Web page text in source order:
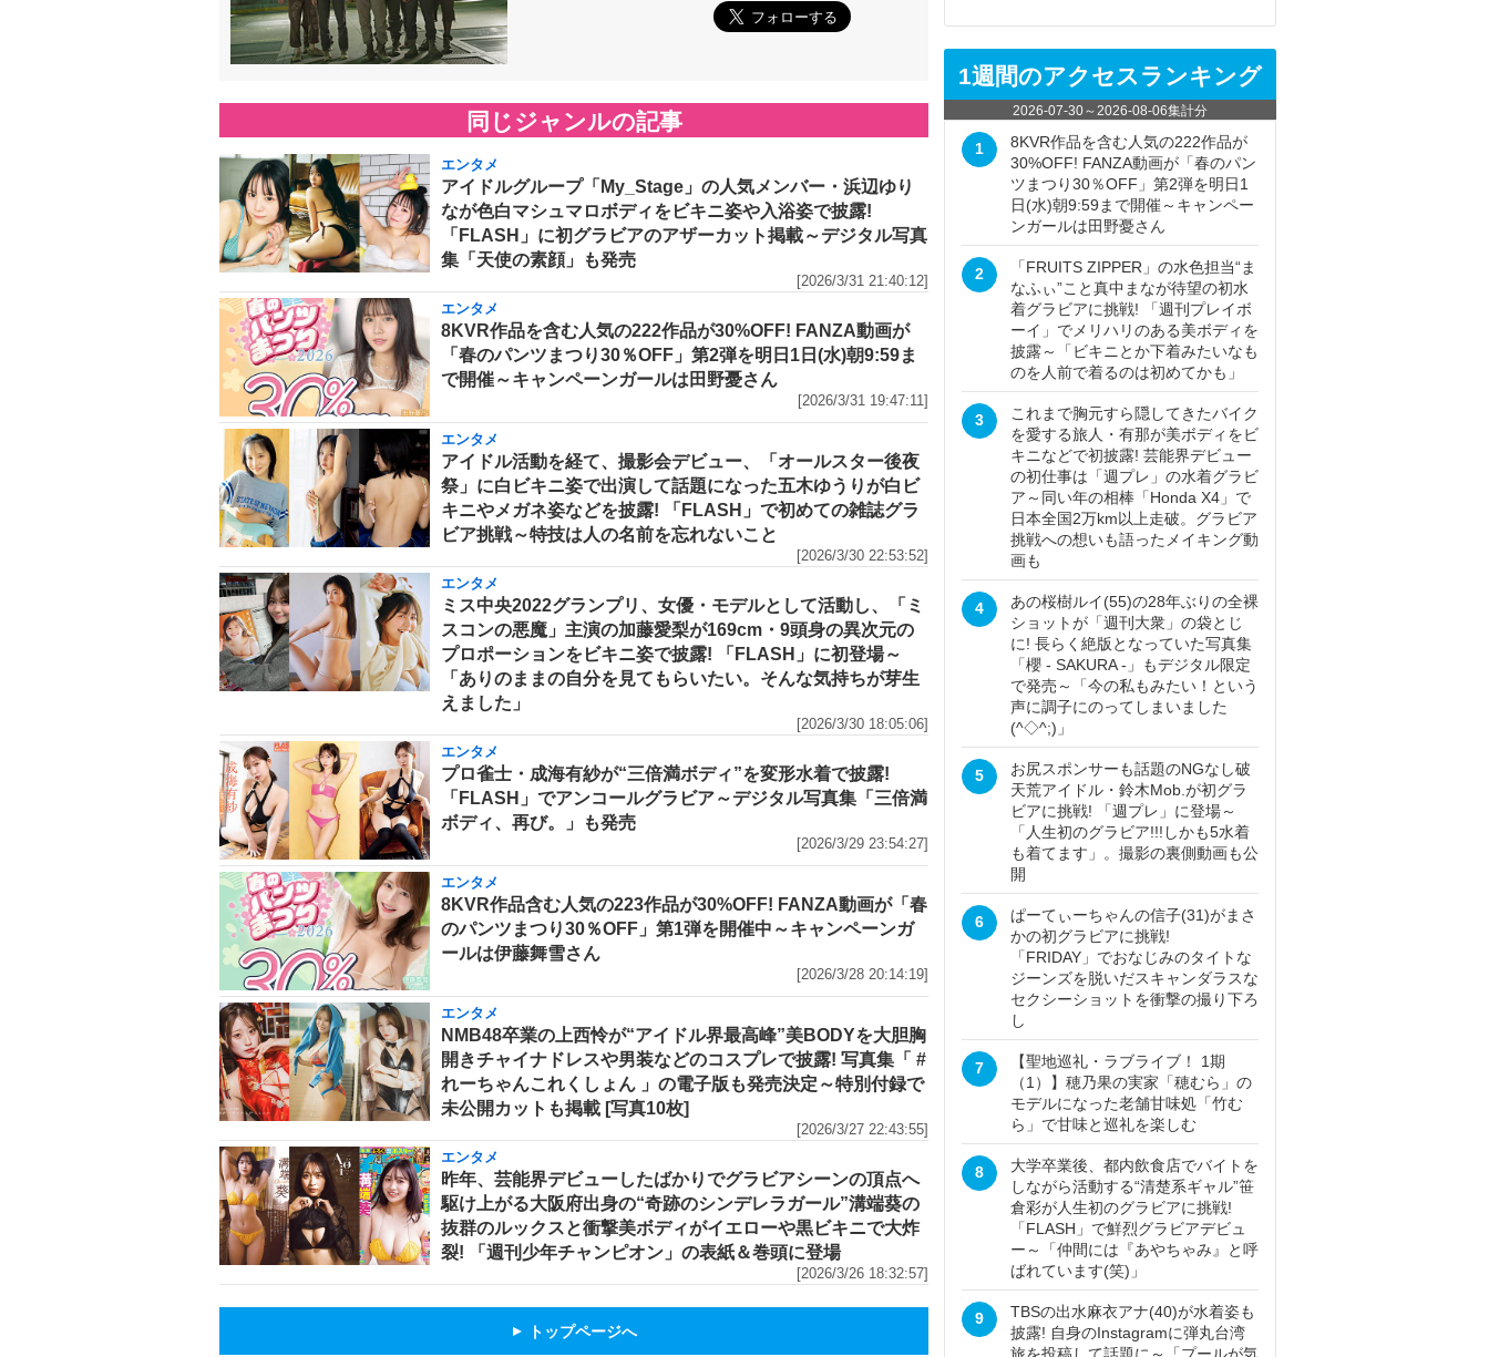
同じジャンルの記事
エンタメ
アイドルグループ「My_Stage」の人気メンバー・浜辺ゆり
なが色白マシュマロボディをビキニ姿や入浴姿で披露!
「FLASH」に初グラビアのアザーカット掲載～デジタル写真
集「天使の素顔」も発売
[2026/3/31 21:40:12]
エンタメ
8KVR作品を含む人気の222作品が30%OFF! FANZA動画が
「春のパンツまつり30％OFF」第2弾を明日1日(水)朝9:59ま
で開催～キャンペーンガールは田野憂さん
[2026/3/31 19:47:11]
エンタメ
アイドル活動を経て、撮影会デビュー、「オールスター後夜
祭」に白ビキニ姿で出演して話題になった五木ゆうりが白ビ
キニやメガネ姿などを披露! 「FLASH」で初めての雑誌グラ
ビア挑戦～特技は人の名前を忘れないこと
[2026/3/30 22:53:52]
エンタメ
ミス中央2022グランプリ、女優・モデルとして活動し、「ミ
スコンの悪魔」主演の加藤愛梨が169cm・9頭身の異次元の
プロポーションをビキニ姿で披露! 「FLASH」に初登場～
「ありのままの自分を見てもらいたい。そんな気持ちが芽生
えました」
[2026/3/30 18:05:06]
エンタメ
プロ雀士・成海有紗が“三倍満ボディ”を変形水着で披露!
「FLASH」でアンコールグラビア～デジタル写真集「三倍満
ボディ、再び。」も発売
[2026/3/29 23:54:27]
エンタメ
8KVR作品含む人気の223作品が30%OFF! FANZA動画が「春
のパンツまつり30％OFF」第1弾を開催中～キャンペーンガ
ールは伊藤舞雪さん
[2026/3/28 20:14:19]
エンタメ
NMB48卒業の上西怜が“アイドル界最高峰”美BODYを大胆胸
開きチャイナドレスや男装などのコスプレで披露! 写真集「 #
れーちゃんこれくしょん 」の電子版も発売決定～特別付録で
未公開カットも掲載 [写真10枚]
[2026/3/27 22:43:55]
エンタメ
昨年、芸能界デビューしたばかりでグラビアシーンの頂点へ
駆け上がる大阪府出身の“奇跡のシンデレラガール”溝端葵の
抜群のルックスと衝撃美ボディがイエローや黒ビキニで大炸
裂! 「週刊少年チャンピオン」の表紙＆巻頭に登場
[2026/3/26 18:32:57]
▲ トップページへ
1週間のアクセスランキング
2026-07-30～2026-08-06集計分
1
8KVR作品を含む人気の222作品が
30%OFF! FANZA動画が「春のパン
ツまつり30％OFF」第2弾を明日1
日(水)朝9:59まで開催～キャンペー
ンガールは田野憂さん
2
「FRUITS ZIPPER」の水色担当“ま
なふぃ”こと真中まなが待望の初水
着グラビアに挑戦! 「週刊プレイボ
ーイ」でメリハリのある美ボディを
披露～「ビキニとか下着みたいなも
のを人前で着るのは初めてかも」
3
これまで胸元すら隠してきたバイク
を愛する旅人・有那が美ボディをビ
キニなどで初披露! 芸能界デビュー
の初仕事は「週プレ」の水着グラビ
ア～同い年の相棒「Honda X4」で
日本全国2万km以上走破。グラビア
挑戦への想いも語ったメイキング動
画も
4
あの桜樹ルイ(55)の28年ぶりの全裸
ショットが「週刊大衆」の袋とじ
に! 長らく絶版となっていた写真集
「櫻 - SAKURA -」もデジタル限定
で発売～「今の私もみたい！という
声に調子にのってしまいました
(^◇^;)」
5
お尻スポンサーも話題のNGなし破
天荒アイドル・鈴木Mob.が初グラ
ビアに挑戦! 「週プレ」に登場～
「人生初のグラビア!!!しかも5水着
も着てます」。撮影の裏側動画も公
開
6
ぱーてぃーちゃんの信子(31)がまさ
かの初グラビアに挑戦!
「FRIDAY」でおなじみのタイトな
ジーンズを脱いだスキャンダラスな
セクシーショットを衝撃の撮り下ろ
し
7
【聖地巡礼・ラブライブ！ 1期
（1）】穂乃果の実家「穂むら」の
モデルになった老舗甘味処「竹む
ら」で甘味と巡礼を楽しむ
8
大学卒業後、都内飲食店でバイトを
しながら活動する“清楚系ギャル”笹
倉彩が人生初のグラビアに挑戦!
「FLASH」で鮮烈グラビアデビュ
ー～「仲間には『あやちゃみ』と呼
ばれています(笑)」
9
TBSの出水麻衣アナ(40)が水着姿も
披露! 自身のInstagramに弾丸台湾